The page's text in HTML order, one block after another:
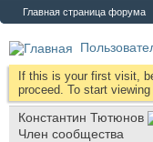
Главная страница форума
If this is your first visit,
proceed. To start
Константин Тютюнов
Член сообщества